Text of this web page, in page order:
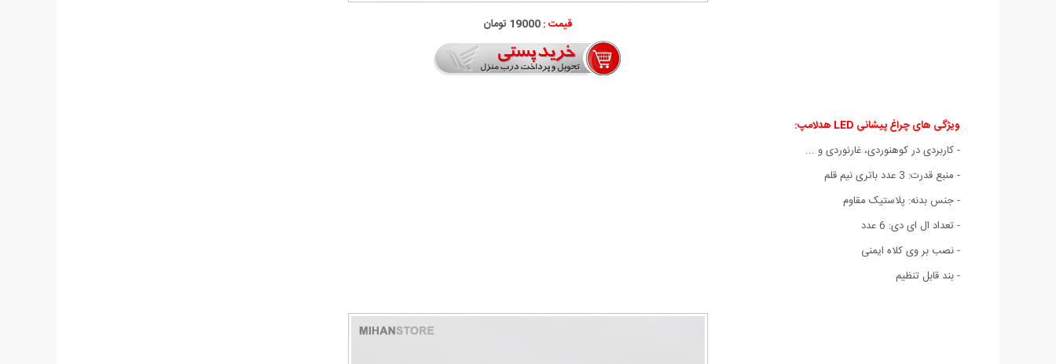
قیمت :19000 تومان
ویژگی های چراغ پیشانی LED هدلامپ:
- کاربردی در کوهنوردی، غارنوردی و ...
- منبع قدرت: 3 عدد باتری نیم قلم
- جنس بدنه: پلاستیک مقاوم
- تعداد ال ای دی: 6 عدد
- نصب بر وی کلاه ایمنی
- بند قابل تنظيم